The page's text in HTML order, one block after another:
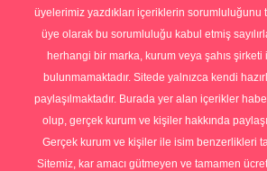
üyelerimiz yazdıkları içeriklerin sorumluluğunu
üye olarak bu sorumluluğu kabul etmiş
herhangi bir marka, kurum veya şahıs şirketi
bulunmamaktadır. Sitede yalnızca kendi
paylaşılmaktadır. Burada yer alan içerikler
olup, gerçek kurum ve kişiler hakkında
Gerçek kurum ve kişiler ile isim benzerlikleri
Sitemiz, kar amacı gütmeyen ve tamamen